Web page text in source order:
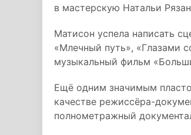
в мастерскую Натальи
Матисон успела написать
«Млечный путь», «Глазами
музыкальный фильм
Ещё одним значимым
качестве режиссёра-
полнометражный